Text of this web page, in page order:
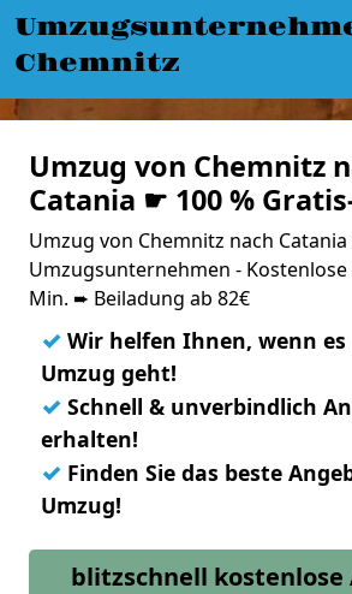
Chemnitz
Umzug von Chemnitz
Catania ☛ 100 %
Umzug von Chemnitz nach Catania
Umzugsunternehmen - Kostenlose
Min. ➨ Beiladung ab 82€
✓ Wir helfen Ihnen, wenn
Umzug geht!
✓ Schnell & unverbindlich
erhalten!
✓ Finden Sie das beste
Umzug!
blitzschnell kostenlose